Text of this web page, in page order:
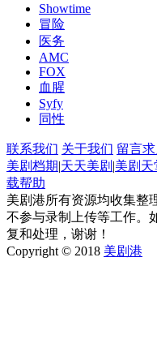
Showtime
冒险
医务
AMC
FOX
血腥
Syfy
同性
联系我们 关于我们 留言
美剧档期|天天美剧 |美剧天
载帮助
美剧港所有资源均收集整
不参与录制上传等工作。
复和处理，谢谢！
Copyright © 2018 美剧港